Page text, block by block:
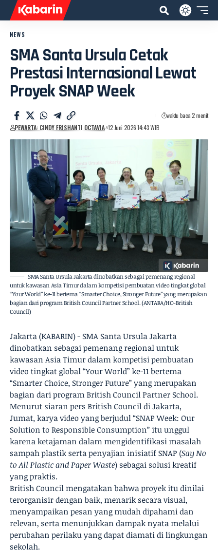
NEWS
SMA Santa Ursula Cetak
Prestasi Internasional Lewat
Proyek SNAP Week
PEWARTA: CINDY FRISHANTI OCTAVIA 12 Juni 2026 14:43 WIB
waktu baca 2 menit
SMA Santa Ursula Jakarta dinobatkan sebagai pemenang regional
untuk kawasan Asia Timur dalam kompetisi pembuatan video tingkat global
“Your World” ke-11 bertema “Smarter Choice, Stronger Future” yang merupakan
bagian dari program British Council Partner School. (ANTARA/HO-British
Council)
Jakarta (KABARIN) - SMA Santa Ursula Jakarta
dinobatkan sebagai pemenang regional untuk
kawasan Asia Timur dalam kompetisi pembuatan
video tingkat global “Your World” ke-11 bertema
“Smarter Choice, Stronger Future” yang merupakan
bagian dari program British Council Partner School.
Menurut siaran pers British Council di Jakarta,
Jumat, karya video yang berjudul “SNAP Week: Our
Solution to Responsible Consumption” itu unggul
karena ketajaman dalam mengidentifikasi masalah
sampah plastik serta penyajian inisiatif SNAP (Say No
to All Plastic and Paper Waste) sebagai solusi kreatif
yang praktis.
British Council mengatakan bahwa proyek itu dinilai
terorganisir dengan baik, menarik secara visual,
menyampaikan pesan yang mudah dipahami dan
relevan, serta menunjukkan dampak nyata melalui
perubahan perilaku yang dapat diamati di lingkungan
sekolah.